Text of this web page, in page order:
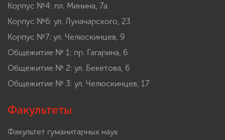
Корпус №4: пл. Минина, 7а
Корпус №6: ул. Луначарского, 23
Корпус №7: ул. Челюскинцев, 9
Общежитие № 1: пр. Гагарина, 6
Общежитие № 2: ул. Бекетова, 6
Общежитие № 3: ул. Челюскинцев, 17
Факультеты
Факультет гуманитарных наук